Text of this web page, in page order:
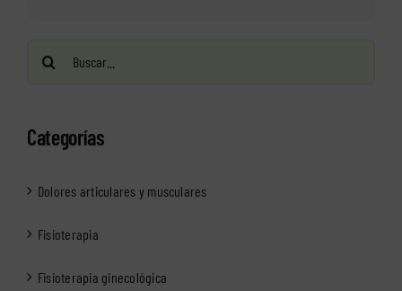
Categorías
Dolores articulares y musculares
Fisioterapia
Fisioterapia ginecológica